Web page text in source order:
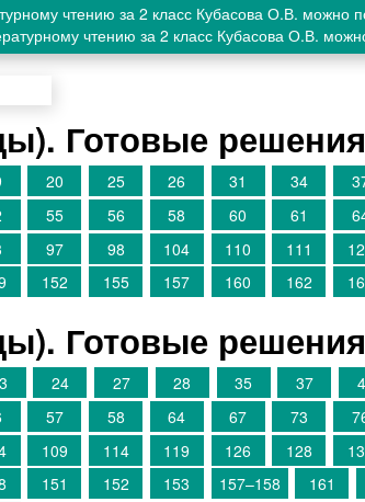
чтению за 2 класс Кубасова О.В. можно
чтению за 2 класс Кубасова О.В.
Готовые решения
20 25 26 31 34
55 56 58 60 61
97 98 104 110 111
152 155 157 160 162
Готовые решения
24 27 28 35 37
57 58 64 67 73
109 114 119 126 128
151 152 153 157–158 161